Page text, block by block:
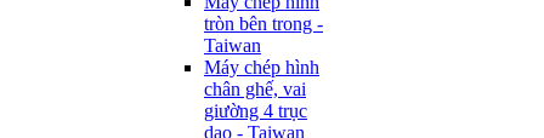
tròn bên trong -
Taiwan
Máy chép hình
chân ghế, vai
giường 4 trục
dao - Taiwan